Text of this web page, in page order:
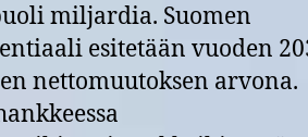
miljardia. Suomen
esitetään vuoden
nettomuutoksen arvona.